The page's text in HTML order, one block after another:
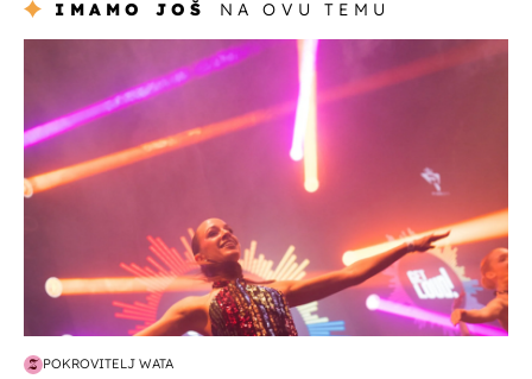
IMAMO JOŠ NA OVU TEMU
POKROVITELJ WATA